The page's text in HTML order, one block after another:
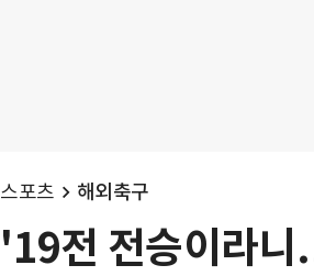
스포츠 해외축구
'19전 전승이라니